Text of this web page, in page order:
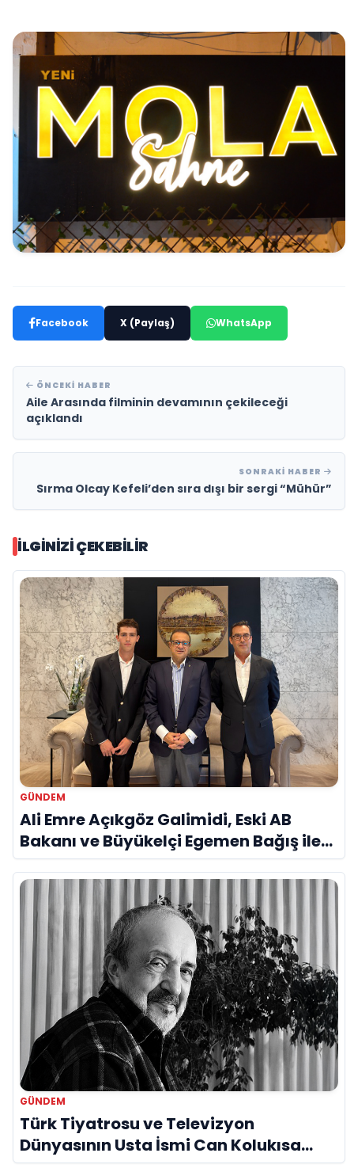
Facebook X (Paylaş) WhatsApp
ÖNCEKI HABER
Aile Arasında filminin devamının çekileceği
açıklandı
SONRAKI HABER
Sırma Olcay Kefeli’den sıra dışı bir sergi “Mühür”
İLGINIZI ÇEKEBILIR
GÜNDEM
Ali Emre Açıkgöz Galimidi, Eski AB
Bakanı ve Büyükelçi Egemen Bağış ile
Bir Araya Geldi
GÜNDEM
Türk Tiyatrosu ve Televizyon
Dünyasının Usta İsmi Can Kolukısa
Hayatını Kaybetti